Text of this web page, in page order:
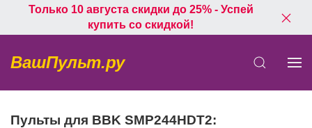
Только 10 августа скидки до 25% - Успей
купить со скидкой!
ВашПульт.ру
Пульты для BBK SMP244HDT2: